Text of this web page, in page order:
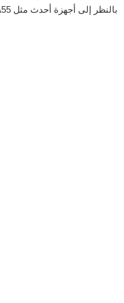
بالنظر إلى أجهزة أحدث مثل Galaxy A55 أو A56.